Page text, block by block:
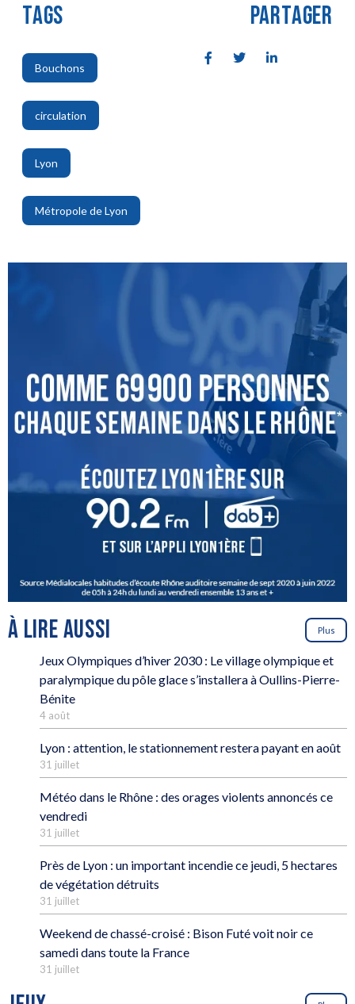
TAGS
Bouchons
,
circulation
,
Lyon
,
Métropole de Lyon
PARTAGER
À LIRE AUSSI Plus
Jeux Olympiques d’hiver 2030 : Le village olympique et
paralympique du pôle glace s’installera à Oullins-Pierre-
Bénite
4 août
Lyon : attention, le stationnement restera payant en août
31 juillet
Météo dans le Rhône : des orages violents annoncés ce
vendredi
31 juillet
Près de Lyon : un important incendie ce jeudi, 5 hectares
de végétation détruits
31 juillet
Weekend de chassé-croisé : Bison Futé voit noir ce
samedi dans toute la France
31 juillet